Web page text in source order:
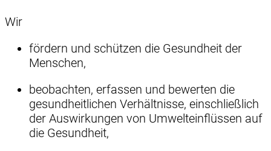
Wir
fördern und schützen die Gesundheit der
Menschen,
beobachten, erfassen und bewerten die
gesundheitlichen Verhältnisse, einschließlich
der Auswirkungen von Umwelteinflüssen auf
die Gesundheit,